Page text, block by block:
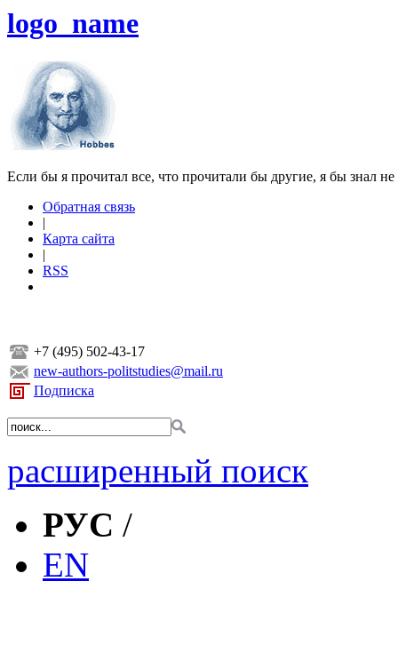
logo_name
Если бы я прочитал все, что прочитали бы другие, я бы знал
Обратная связь
|
Карта сайта
|
RSS
+7 (495) 502-43-17
new-authors-politstudies@mail.ru
Подписка
расширенный поиск
РУС /
EN